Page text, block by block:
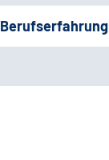
Berufserfahrung